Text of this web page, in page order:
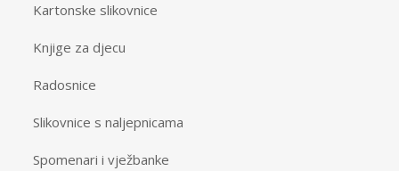
Kartonske slikovnice
Knjige za djecu
Radosnice
Slikovnice s naljepnicama
Spomenari i vježbanke